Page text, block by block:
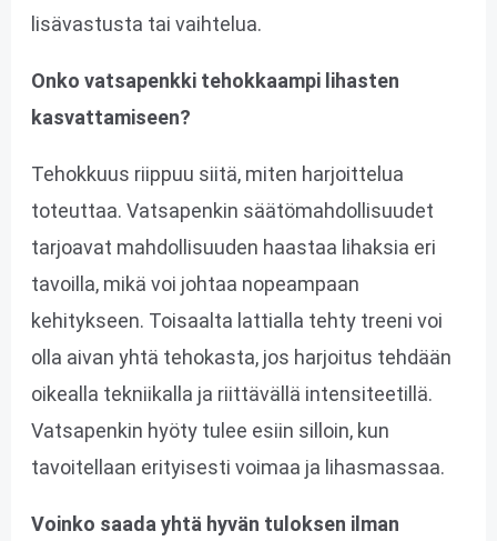
lisävastusta tai vaihtelua.
Onko vatsapenkki tehokkaampi lihasten
kasvattamiseen?
Tehokkuus riippuu siitä, miten harjoittelua
toteuttaa. Vatsapenkin säätömahdollisuudet
tarjoavat mahdollisuuden haastaa lihaksia eri
tavoilla, mikä voi johtaa nopeampaan
kehitykseen. Toisaalta lattialla tehty treeni voi
olla aivan yhtä tehokasta, jos harjoitus tehdään
oikealla tekniikalla ja riittävällä intensiteetillä.
Vatsapenkin hyöty tulee esiin silloin, kun
tavoitellaan erityisesti voimaa ja lihasmassaa.
Voinko saada yhtä hyvän tuloksen ilman